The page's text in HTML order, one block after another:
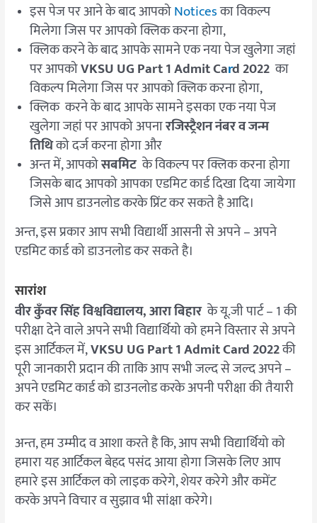
इस पेज पर आने के बाद आपकोNoticesका विकल्प
मिलेगा जिस पर आपको क्लिक करना होगा,
क्लिक करने के बाद आपके सामने एक नया पेज खुलेगा जहां
पर आपकोVKSU UG Part 1 Admit Card 2022 का
विकल्प मिलेगा जिस पर आपको क्लिक करना होगा,
क्लिक करने के बाद आपके सामने इसका एक नया पेज
खुलेगा जहां पर आपको अपनारजिस्ट्रैशन नंबर व जन्म
तिथिको दर्ज करना होगा और
अन्त में, आपकोसबमिट के विकल्प पर क्लिक करना होगा
जिसके बाद आपको आपका एडमिट कार्ड दिखा दिया जायेगा
जिसे आप डाउनलोड करके प्रिंट कर सकते है आदि।
अन्त, इस प्रकार आप सभी विद्यार्थी आसनी से अपने – अपने
एडमिट कार्ड को डाउनलोड कर सकते है।
सारांश
वीर कुँवर सिंह विश्वविद्यालय, आरा बिहारके यू.जी पार्ट – 1 की
परीक्षा देने वाले अपने सभी विद्यार्थियो को हमने विस्तार से अपने
इस आर्टिकल में,VKSU UG Part 1 Admit Card 2022की
पूरी जानकारी प्रदान की ताकि आप सभी जल्द से जल्द अपने –
अपने एडमिट कार्ड को डाउनलोड करके अपनी परीक्षा की तैयारी
कर सकें।
अन्त, हम उम्मीद व आशा करते है कि, आप सभी विद्यार्थियो को
हमारा यह आर्टिकल बेहद पसंद आया होगा जिसके लिए आप
हमारे इस आर्टिकल को लाइक करेगे, शेयर करेगे और कमेंट
करके अपने विचार व सुझाव भी सांक्षा करेगे।